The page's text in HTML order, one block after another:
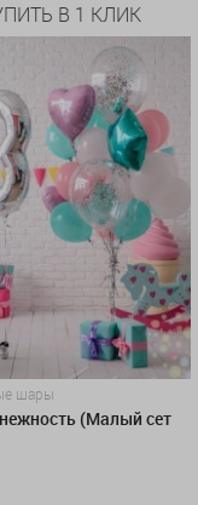
В 1 КЛИК
шары
(Малый сет